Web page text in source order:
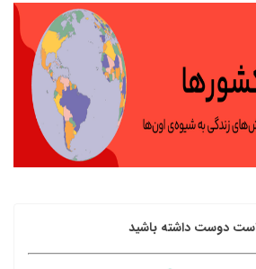
دوست داشته باشید